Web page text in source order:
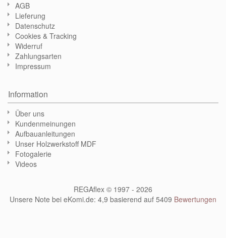
AGB
Lieferung
Datenschutz
Cookies & Tracking
Widerruf
Zahlungsarten
Impressum
Information
Über uns
Kundenmeinungen
Aufbauanleitungen
Unser Holzwerkstoff MDF
Fotogalerie
Videos
REGAflex © 1997 - 2026
Unsere Note bei eKomi.de: 4,9 basierend auf 5409 Bewertungen